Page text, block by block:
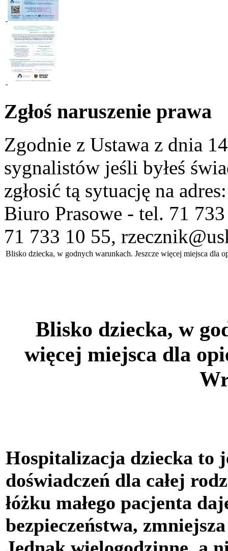
Zgłoś naruszenie prawa
Zgodnie z Ustawa z dnia
sygnalistów jeśli byłeś
zgłosić tą sytuację na
Biuro Prasowe - tel. 71
71 733 10 55,
Blisko dziecka, w godnych warunkach. Jeszcze więcej miejsca dla
Blisko dziecka, w
więcej miejsca dla
Hospitalizacja dziecka to
doświadczeń dla całej
łóżku małego pacjenta
bezpieczeństwa,